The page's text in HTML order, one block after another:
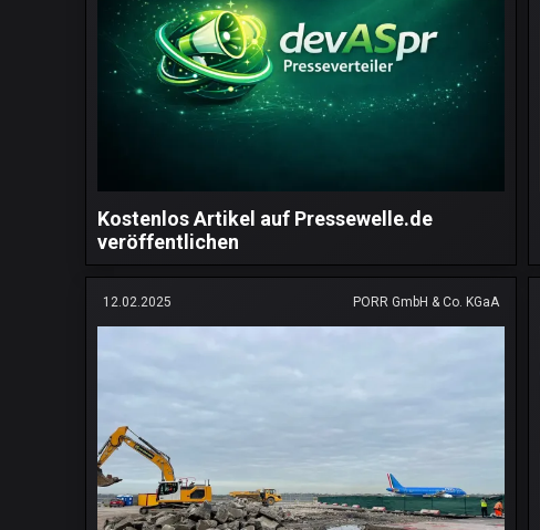
Kostenlos Artikel auf Pressewelle.de
veröffentlichen
12.02.2025 PORR GmbH & Co. KGaA